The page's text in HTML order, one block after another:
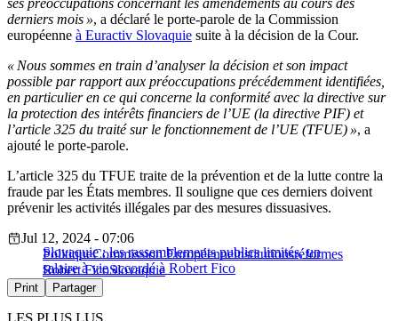
ses préoccupations concernant les amendements au cours des
derniers mois », a déclaré le porte-parole de la Commission
européenne à Euractiv Slovaquie suite à la décision de la Cour.
« Nous sommes en train d’analyser la décision et son impact
possible par rapport aux préoccupations précédemment identifiées,
en particulier en ce qui concerne la conformité avec la directive sur
la protection des intérêts financiers de l’UE (la directive PIF) et
l’article 325 du traité sur le fonctionnement de l’UE (TFUE) », a
ajouté le porte-parole.
L’article 325 du TFUE traite de la prévention et de la lutte contre la
fraude par les États membres. Il souligne que ces derniers doivent
prévenir les activités illégales par des mesures dissuasives.
Slovaquie : les rassemblements publics limités, un
salaire à vie accordé à Robert Fico
Jul 12, 2024 - 07:06
PolitiqueCommission Européenneinstitutionsréformes
Robert FicoSlovaquie
Print Partager